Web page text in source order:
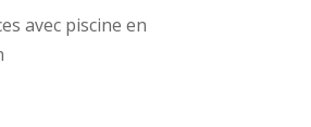
avec piscine en